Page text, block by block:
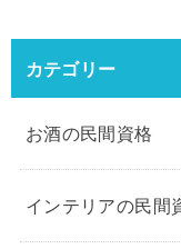
カテゴリー
お酒の民間資格
インテリアの民間